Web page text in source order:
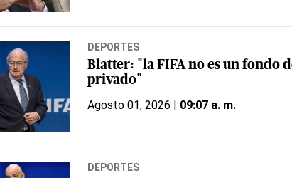
DEPORTES
Blatter: "la FIFA no es un fondo
privado"
Agosto 01, 2026 | 09:07 a. m.
DEPORTES